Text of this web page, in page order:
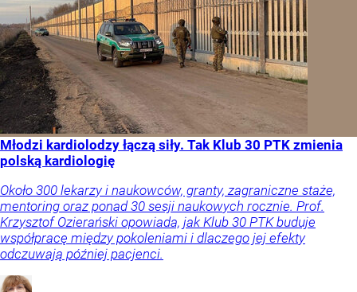
Młodzi kardiolodzy łączą siły. Tak Klub 30 PTK zmienia
polską kardiologię
Około 300 lekarzy i naukowców, granty, zagraniczne staże,
mentoring oraz ponad 30 sesji naukowych rocznie. Prof.
Krzysztof Ozierański opowiada, jak Klub 30 PTK buduje
współpracę między pokoleniami i dlaczego jej efekty
odczuwają później pacjenci.